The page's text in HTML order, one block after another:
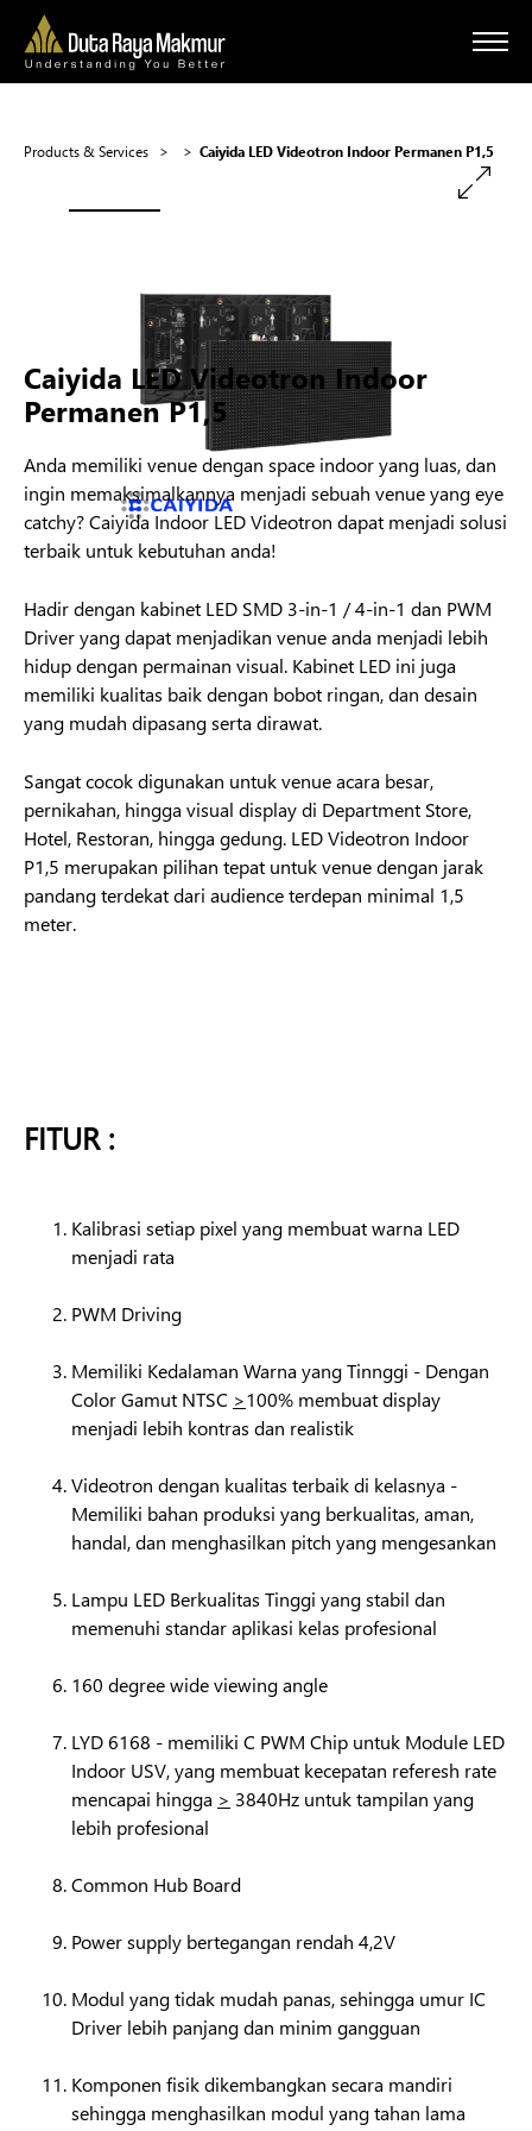
Products & Services > > Caiyida LED Videotron Indoor Permanen P1,5
Caiyida LED Videotron Indoor
Permanen P1,5
Anda memiliki venue dengan space indoor yang luas, dan
ingin memaksimalkannya menjadi sebuah venue yang eye
catchy? Caiyida Indoor LED Videotron dapat menjadi solusi
terbaik untuk kebutuhan anda!
Hadir dengan kabinet LED SMD 3-in-1 / 4-in-1 dan PWM
Driver yang dapat menjadikan venue anda menjadi lebih
hidup dengan permainan visual. Kabinet LED ini juga
memiliki kualitas baik dengan bobot ringan, dan desain
yang mudah dipasang serta dirawat.
Sangat cocok digunakan untuk venue acara besar,
pernikahan, hingga visual display di Department Store,
Hotel, Restoran, hingga gedung. LED Videotron Indoor
P1,5 merupakan pilihan tepat untuk venue dengan jarak
pandang terdekat dari audience terdepan minimal 1,5
meter.
FITUR :
Kalibrasi setiap pixel yang membuat warna LED
menjadi rata
PWM Driving
Memiliki Kedalaman Warna yang Tinnggi - Dengan
Color Gamut NTSC >100% membuat display
menjadi lebih kontras dan realistik
Videotron dengan kualitas terbaik di kelasnya -
Memiliki bahan produksi yang berkualitas, aman,
handal, dan menghasilkan pitch yang mengesankan
Lampu LED Berkualitas Tinggi yang stabil dan
memenuhi standar aplikasi kelas profesional
160 degree wide viewing angle
LYD 6168 - memiliki C PWM Chip untuk Module LED
Indoor USV, yang membuat kecepatan referesh rate
mencapai hingga > 3840Hz untuk tampilan yang
lebih profesional
Common Hub Board
Power supply bertegangan rendah 4,2V
Modul yang tidak mudah panas, sehingga umur IC
Driver lebih panjang dan minim gangguan
Komponen fisik dikembangkan secara mandiri
sehingga menghasilkan modul yang tahan lama